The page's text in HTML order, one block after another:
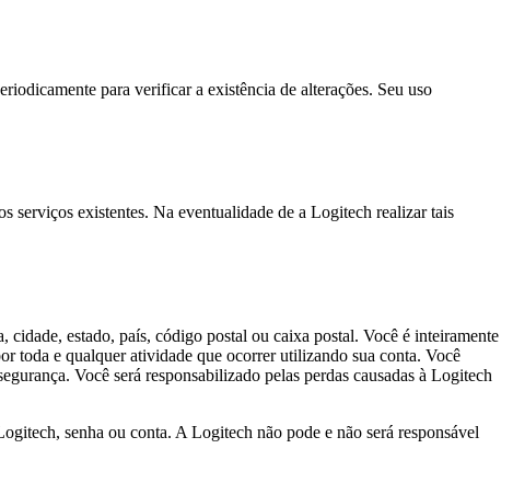
para verificar a existência de alterações. Seu uso
serviços existentes. Na eventualidade de a Logitech realizar tais
cidade, estado, país, código postal ou caixa postal. Você é inteiramente
toda e qualquer atividade que ocorrer utilizando sua conta. Você
Você será responsabilizado pelas perdas causadas à Logitech
senha ou conta. A Logitech não pode e não será responsável